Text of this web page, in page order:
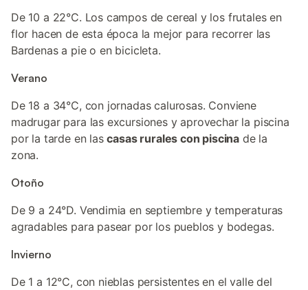
De 10 a 22°C. Los campos de cereal y los frutales en
flor hacen de esta época la mejor para recorrer las
Bardenas a pie o en bicicleta.
Verano
De 18 a 34°C, con jornadas calurosas. Conviene
madrugar para las excursiones y aprovechar la piscina
por la tarde en lascasas rurales con piscina de la
zona.
Otoño
De 9 a 24°D. Vendimia en septiembre y temperaturas
agradables para pasear por los pueblos y bodegas.
Invierno
De 1 a 12°C, con nieblas persistentes en el valle del